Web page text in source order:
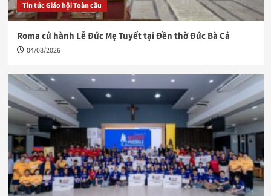
Tin tức Giáo hội Toàn cầu
Roma cử hành Lễ Đức Mẹ Tuyết tại Đền thờ Đức Bà Cả
04/08/2026